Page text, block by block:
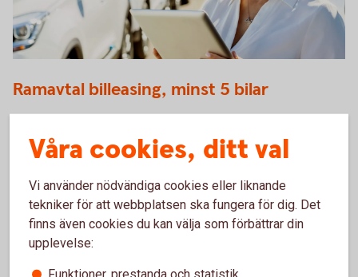
Ramavtal billeasing, minst 5 bilar
Våra cookies, ditt val
Vi använder nödvändiga cookies eller liknande
tekniker för att webbplatsen ska fungera för dig. Det
finns även cookies du kan välja som förbättrar din
upplevelse:
Funktioner, prestanda och statistik